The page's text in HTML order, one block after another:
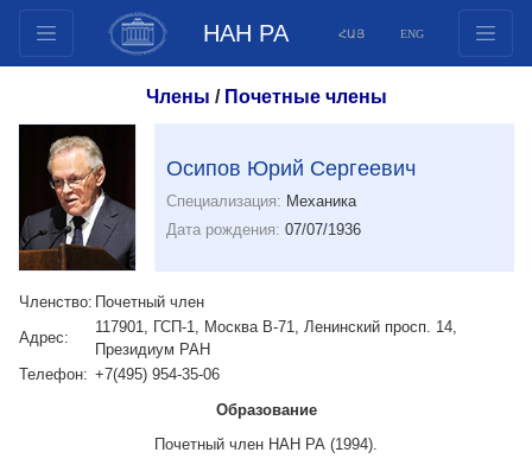
НАН РА ՀԱՅ ENG
Документы
Инновационные предложения
Публикации
Фонды
Конференции
Конкурсы
Международное сотрудничество
Молодежные программы
Члены / Почетные члены
Осипов Юрий Сергеевич
Специализация: Механика
Дата рождения: 07/07/1936
Членство: Почетный член
Адрес:
117901, ГСП-1, Москва В-71, Ленинский просп. 14,
Президиум РАН
Телефон: +7(495) 954-35-06
Образование
Почетный член НАН РА (1994).